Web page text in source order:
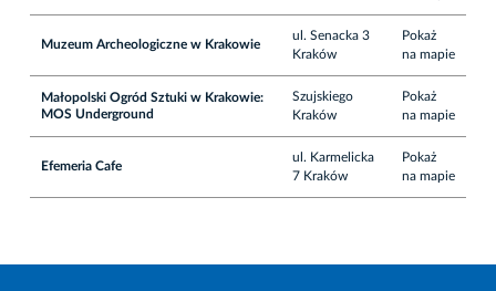
Muzeum Archeologiczne w Krakowie
ul. Senacka 3
Kraków
Pokaż
na mapie
Małopolski Ogród Sztuki w Krakowie:
MOS Underground
Szujskiego
Kraków
Pokaż
na mapie
Efemeria Cafe
ul. Karmelicka
7 Kraków
Pokaż
na mapie